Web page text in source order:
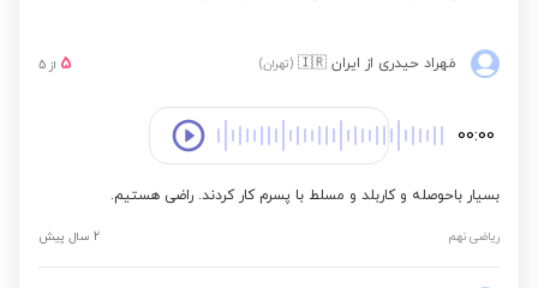
مَهراد حیدری از ایران 🇮🇷 (تهران) 5 از 5
00:00
بسیار باحوصله و کاربلد و مسلط با پسرم کار کردند. راضی هستیم.
ریاضی نهم 2 سال پیش